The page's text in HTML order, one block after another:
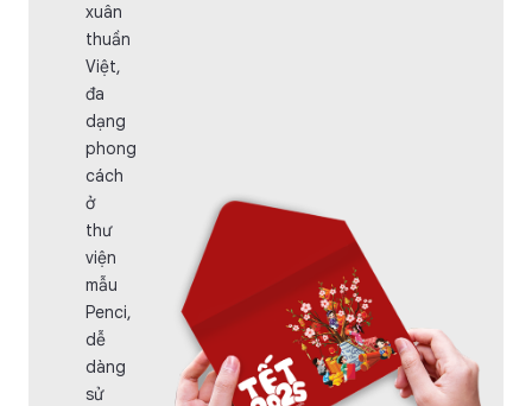
xuân
thuần
Việt,
đa
dạng
phong
cách
ở
thư
viện
mẫu
Penci,
dễ
dàng
sử